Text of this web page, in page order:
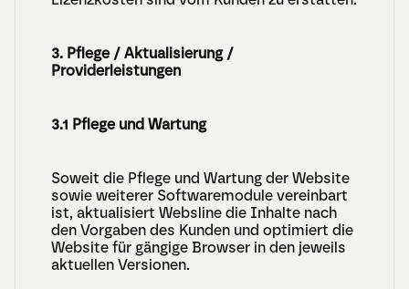
3. Pflege / Aktualisierung /
Providerleistungen
3.1 Pflege und Wartung
Soweit die Pflege und Wartung der Website
sowie weiterer Softwaremodule vereinbart
ist, aktualisiert Websline die Inhalte nach
den Vorgaben des Kunden und optimiert die
Website für gängige Browser in den jeweils
aktuellen Versionen.